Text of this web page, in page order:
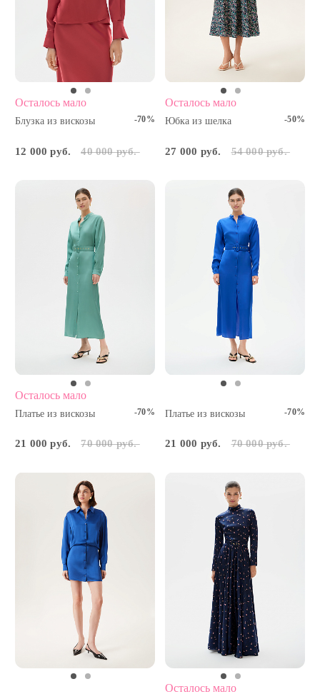
Осталось мало
Блузка из вискозы -70%
12 000 руб. 40 000 руб.
Осталось мало
Юбка из шелка -50%
27 000 руб. 54 000 руб.
Осталось мало
Платье из вискозы -70%
21 000 руб. 70 000 руб.
Платье из вискозы -70%
21 000 руб. 70 000 руб.
Осталось мало